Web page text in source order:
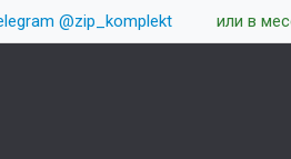
@zip_komplekt или в